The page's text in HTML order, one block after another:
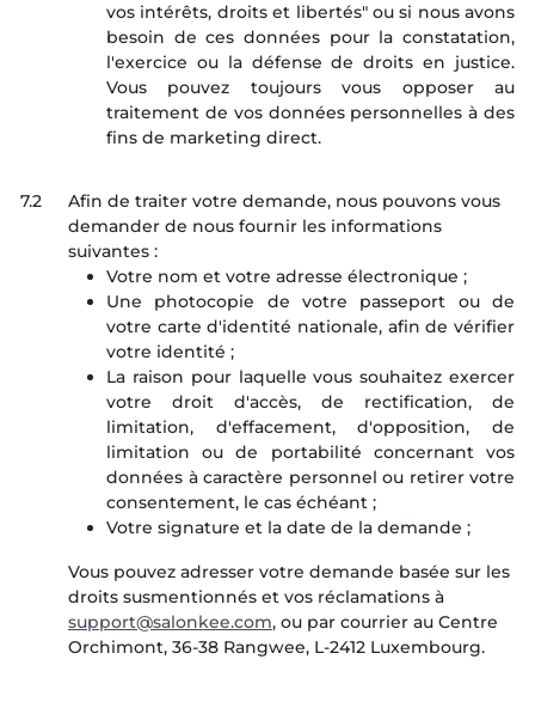
vos intérêts, droits et libertés" ou si nous avons
besoin de ces données pour la constatation,
l'exercice ou la défense de droits en justice.
Vous pouvez toujours vous opposer au
traitement de vos données personnelles à des
fins de marketing direct.
7.2
Afin de traiter votre demande, nous pouvons vous
demander de nous fournir les informations
suivantes :
Votre nom et votre adresse électronique ;
Une photocopie de votre passeport ou de
votre carte d'identité nationale, afin de vérifier
votre identité ;
La raison pour laquelle vous souhaitez exercer
votre droit d'accès, de rectification, de
limitation, d'effacement, d'opposition, de
limitation ou de portabilité concernant vos
données à caractère personnel ou retirer votre
consentement, le cas échéant ;
Votre signature et la date de la demande ;
Vous pouvez adresser votre demande basée sur les
droits susmentionnés et vos réclamations à
, ou par courrier au Centre
Orchimont, 36-38 Rangwee, L-2412 Luxembourg.